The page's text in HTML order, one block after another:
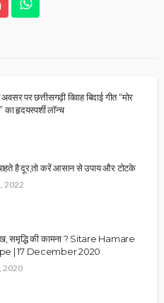
पर छत्तीसगढ़ी विवाह बिदाई गीत “मोर
का हृदयस्पर्शी लॉन्च
है दूर,तो करें आसान से उपाय और टोटके
2022
समृद्धि की कामना ? Sitare Hamare
| 17 December 2020
2020